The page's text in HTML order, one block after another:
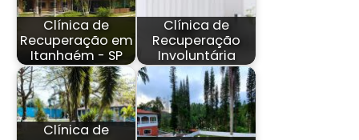
Clínica de
Recuperação em
Itanhaém - SP
Clínica de
Recuperação
Involuntária
Clínica de